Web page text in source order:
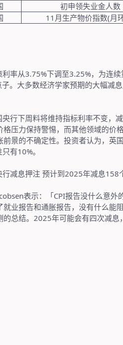
初申领失业金人数
11 月生产物价指数(月
率从3.75%下调至3.25%，为连
。大多数经济学家预期的大幅减息
行下周料将维持指标利率不变，
格压力保持警惕，而其他领域的价
前景的不确定性。投资者认为，英
只有10%。
减息押注 预计到2025年减息158
表示：「CPI报告没什么意外
就业报告和通胀报告，没有什么能
总结。 2025年可能会有四次减息